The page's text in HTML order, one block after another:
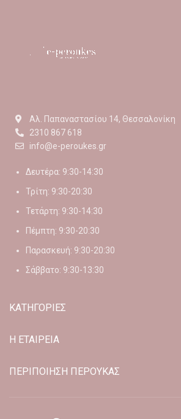
Αλ. Παπαναστασίου 14, Θεσσαλονίκη
2310 867 618
info@e-peroukes.gr
Δευτέρα: 9:30-14:30
Τρίτη: 9:30-20:30
Τετάρτη: 9:30-14:30
Πέμπτη: 9:30-20:30
Παρασκευή: 9:30-20:30
Σάββατο: 9:30-13:30
ΚΑΤΗΓΟΡΙΕΣ
Η ΕΤΑΙΡΕΙΑ
ΠΕΡΙΠΟΙΗΣΗ ΠΕΡΟΥΚΑΣ